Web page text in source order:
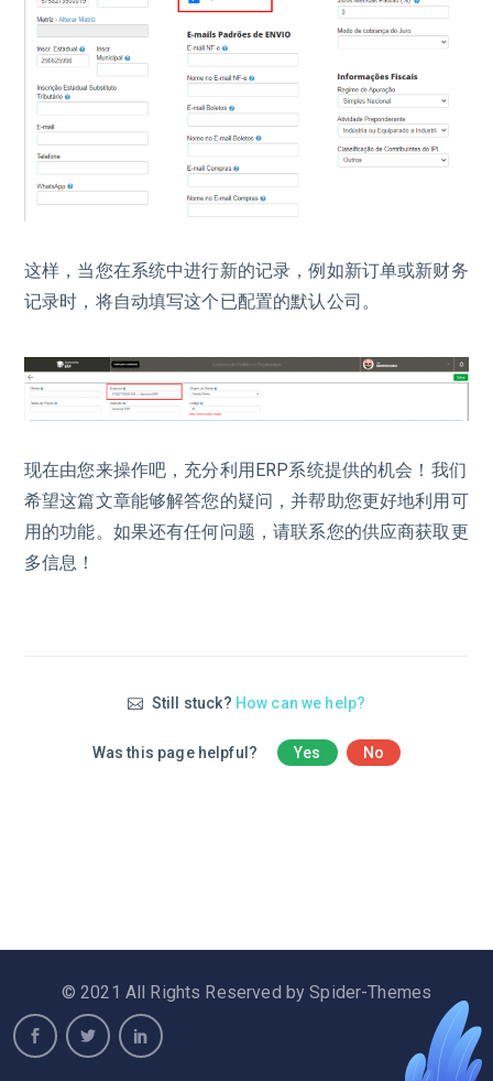
这样，当您在系统中进行新的记录，例如新订单或新财务
记录时，将自动填写这个已配置的默认公司。
现在由您来操作吧，充分利用ERP系统提供的机会！我们
希望这篇文章能够解答您的疑问，并帮助您更好地利用可
用的功能。如果还有任何问题，请联系您的供应商获取更
多信息！
Still stuck? How can we help?
Was this page helpful? Yes No
© 2021 All Rights Reserved by Spider-Themes